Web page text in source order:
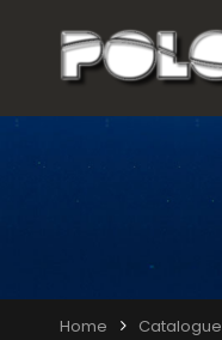
Home Catalogue